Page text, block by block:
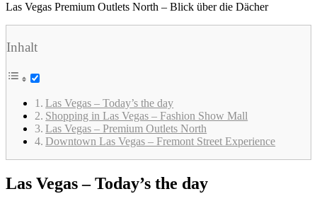
Las Vegas Premium Outlets North – Blick über die Dächer
Inhalt
Las Vegas – Today’s the day
Shopping in Las Vegas – Fashion Show Mall
Las Vegas – Premium Outlets North
Downtown Las Vegas – Fremont Street Experience
Las Vegas – Today’s the day